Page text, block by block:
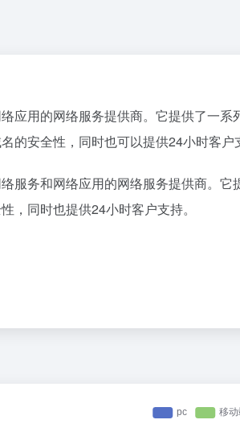
应用的网络服务提供商。它提供了一
的安全性，同时也可以提供24小时客户
服务和网络应用的网络服务提供商。
，同时也提供24小时客户支持。